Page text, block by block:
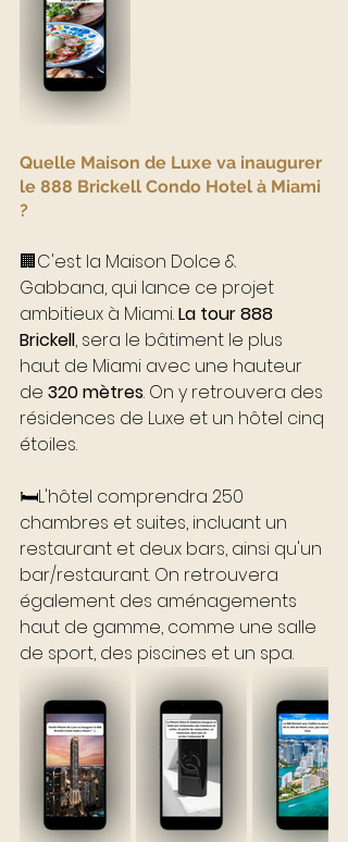
Quelle Maison de Luxe va inaugurer
le 888 Brickell Condo Hotel à Miami
?
🏢C'est la Maison Dolce &
Gabbana, qui lance ce projet
ambitieux à Miami. La tour 888
Brickell, sera le bâtiment le plus
haut de Miami avec une hauteur
de 320 mètres. On y retrouvera des
résidences de Luxe et un hôtel cinq
étoiles.
🛏L'hôtel comprendra 250
chambres et suites, incluant un
restaurant et deux bars, ainsi qu'un
bar/restaurant. On retrouvera
également des aménagements
haut de gamme, comme une salle
de sport, des piscines et un spa.